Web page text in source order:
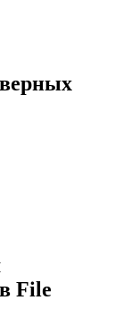
File